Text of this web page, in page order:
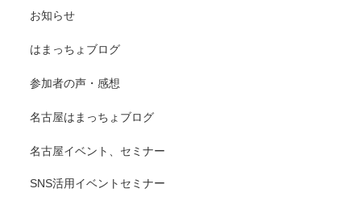
お知らせ
はまっちょブログ
参加者の声・感想
名古屋はまっちょブログ
名古屋イベント、セミナー
SNS活用イベントセミナー